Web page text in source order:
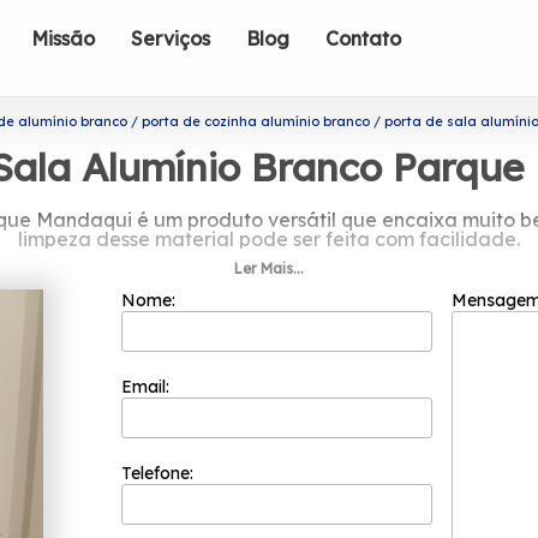
Missão Serviços Blog Contato
alumínio branco porta de cozinha alumínio branco porta de sala
Alumínio Branco
Mandaqui é um produto versátil que encaixa muito
limpeza desse material pode ser feita com facilidade.
porta de sala alumínio branco
somente por colaboradores competentes que
processos, a Esquadriflex teve a sua fundação em
cotadas do segmento de esquadrias.
alumínio branco Parque Mandaqui? A Esquadriflex
os serviços oferecidos, é possível encontrar: Janelas
também, janela é o ar de modernidade que ele aplica
adquirir garantimos sempre independentemente do
que nossos clientes procuram e soluções e tendências
Ler Mais...
Nome:
Email:
Telefone: